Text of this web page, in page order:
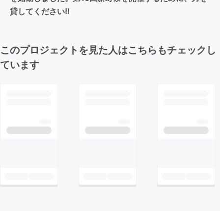
貸してください‼
このプロジェクトを見た人はこちらもチェックし
ています